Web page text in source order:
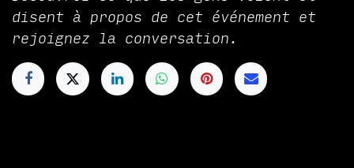
disent à propos de cet événement et
rejoignez la conversation.